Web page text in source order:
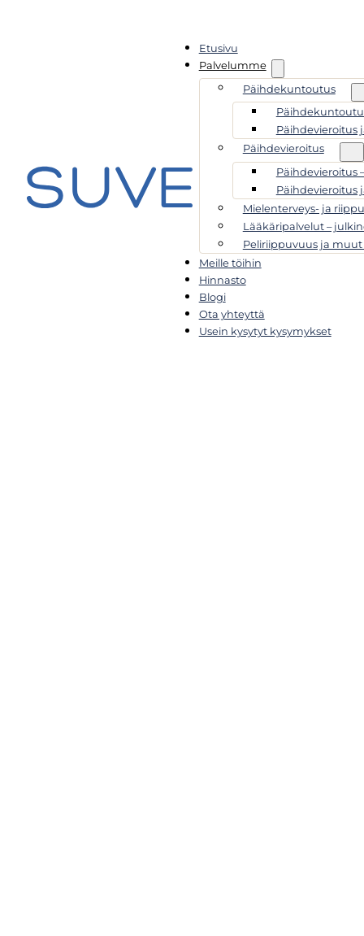
Etusivu
Palvelumme
Päihdekuntoutus
Päihdevieroitus
Päihdevieroitus
Päihdevieroitus
Päihdevieroitus
Mielenterveys- ja
Lääkäripalvelut –
Peliriippuvuus ja
Meille töihin
Hinnasto
Blogi
Ota yhteyttä
Usein kysytyt kysymykset